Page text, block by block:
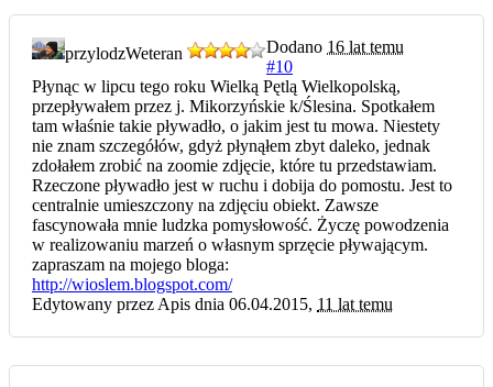
przylodzWeteran Dodano 16 lat temu
#10
Płynąc w lipcu tego roku Wielką Pętlą Wielkopolską,
przepływałem przez j. Mikorzyńskie k/Ślesina. Spotkałem
tam właśnie takie pływadło, o jakim jest tu mowa. Niestety
nie znam szczegółów, gdyż płynąłem zbyt daleko, jednak
zdołałem zrobić na zoomie zdjęcie, które tu przedstawiam.
Rzeczone pływadło jest w ruchu i dobija do pomostu. Jest to
centralnie umieszczony na zdjęciu obiekt. Zawsze
fascynowała mnie ludzka pomysłowość. Życzę powodzenia
w realizowaniu marzeń o własnym sprzęcie pływającym.
zapraszam na mojego bloga:
http://wioslem.blogspot.com/
Edytowany przez Apis dnia 06.04.2015, 11 lat temu